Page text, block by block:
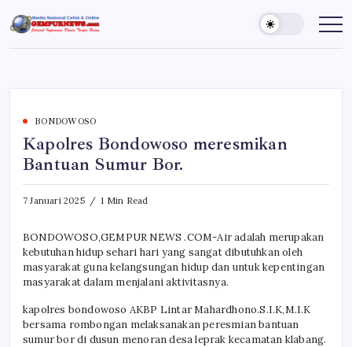
to
content
Gempur
News
Jelajah
Dunia
BONDOWOSO
Kapolres Bondowoso meresmikan
Bantuan Sumur Bor.
7 Januari 2025 1 Min Read
BONDOWOSO,GEMPUR NEWS .COM-Air adalah merupakan
kebutuhan hidup sehari hari yang sangat dibutuhkan oleh
masyarakat guna kelangsungan hidup dan untuk kepentingan
masyarakat dalam menjalani aktivitasnya.
kapolres bondowoso AKBP Lintar Mahardhono.S.I.K,M.I.K
bersama rombongan melaksanakan peresmian bantuan
sumur bor di dusun menoran desa leprak kecamatan klabang.